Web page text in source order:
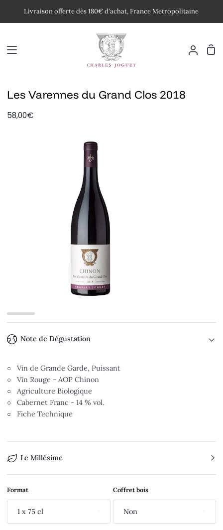
Livraison offerte dès 180€ d'achat, France Metropolitaine
Mon
Les Varennes du Grand Clos 2018
58,00€
Note de Dégustation
○ Vin de Grande Garde, Puissant
○ Vin Rouge - AOP Chinon
○ Agriculture Biologique
○ Cabernet Franc - 14 % vol.
○ Fiche Technique
Le Millésime
Format
1 x 75 cl
Coffret bois
Non